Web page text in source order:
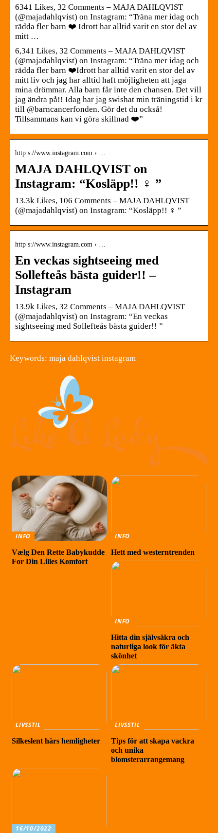
6341 Likes, 32 Comments – MAJA DAHLQVIST
(@majadahlqvist) on Instagram: “Träna mer idag och
rädda fler barn ❤️ Idrott har alltid varit en stor del av
mitt …
6,341 Likes, 32 Comments – MAJA DAHLQVIST
(@majadahlqvist) on Instagram: “Träna mer idag och
rädda fler barn ❤️Idrott har alltid varit en stor del av
mitt liv och jag har alltid haft möjligheten att jaga
mina drömmar. Alla barn får inte den chansen. Det vill
jag ändra på!! Idag har jag swishat min träningstid i kr
till @barncancerfonden. Gör det du också!
Tillsammans kan vi göra skillnad ❤️”
http s://www.instagram.com › …
MAJA DAHLQVIST on
Instagram: “Kosläpp!! ‍♀️ ”
13.3k Likes, 106 Comments – MAJA DAHLQVIST
(@majadahlqvist) on Instagram: “Kosläpp!! ‍♀️ ”
http s://www.instagram.com › …
En veckas sightseeing med
Sollefteås bästa guider!! –
Instagram
13.9k Likes, 32 Comments – MAJA DAHLQVIST
(@majadahlqvist) on Instagram: “En veckas
sightseeing med Sollefteås bästa guider!! ”
Keywords: maja dahlqvist instagram
INFO
Vælg Den Rette Babykudde
For Din Lilles Komfort
INFO
Hett med westerntrenden
INFO
Hitta din självsäkra och
naturliga look för äkta
skönhet
LIVSSTIL
Silkeslent hårs hemligheter
LIVSSTIL
Tips för att skapa vackra
och unika
blomsterarrangemang
16/10/2022